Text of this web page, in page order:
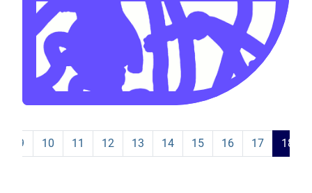
9 10 11 12 13 14 15 16 17 18